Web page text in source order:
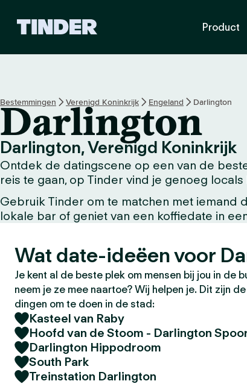
h
o
m
p
a
g
n
a
Product
Bestemmingen Verenigd Koninkrijk Engeland Darlington
Darlington
Darlington, Verenigd Koninkrijk
Ontdek de datingscene op een van de
reis te gaan, op Tinder vind je genoeg
Gebruik Tinder om te matchen met iemand
lokale bar of geniet van een koffiedate in
Wat date-ideëen voor
Je kent al de beste plek om mensen bij jou in de
neem je ze mee naartoe? Wij helpen je. Dit zijn
dingen om te doen in de stad:
Kasteel van Raby
Hoofd van de Stoom - Darlington
Darlington Hippodroom
South Park
Treinstation Darlington